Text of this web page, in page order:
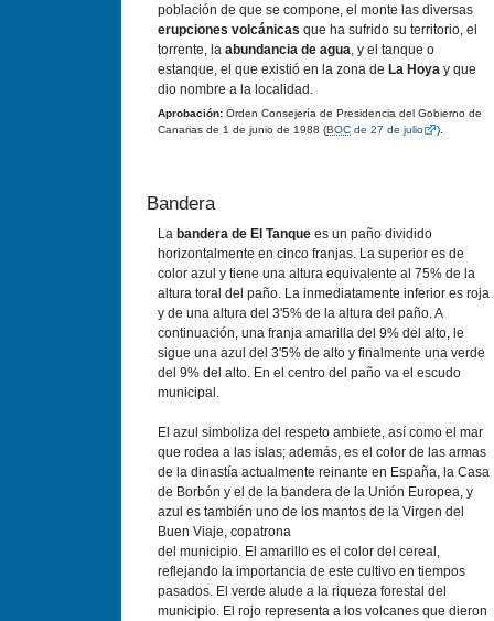
población de que se compone, el monte las diversas
erupciones volcánicas que ha sufrido su territorio, el
torrente, la abundancia de agua, y el tanque o
estanque, el que existió en la zona de La Hoya y que
dio nombre a la localidad.
Aprobación: Orden Consejería de Presidencia del Gobierno de
Canarias de 1 de junio de 1988 (BOC de 27 de julio ).
Bandera
La bandera de El Tanque es un paño dividido
horizontalmente en cinco franjas. La superior es de
color azul y tiene una altura equivalente al 75% de la
altura toral del paño. La inmediatamente inferior es roja
y de una altura del 3'5% de la altura del paño. A
continuación, una franja amarilla del 9% del alto, le
sigue una azul del 3'5% de alto y finalmente una verde
del 9% del alto. En el centro del paño va el escudo
municipal.
El azul simboliza del respeto ambiete, así como el mar
que rodea a las islas; además, es el color de las armas
de la dinastía actualmente reinante en España, la Casa
de Borbón y el de la bandera de la Unión Europea, y
azul es también uno de los mantos de la Virgen del
Buen Viaje, copatrona
del municipio. El amarillo es el color del cereal,
reflejando la importancia de este cultivo en tiempos
pasados. El verde alude a la riqueza forestal del
municipio. El rojo representa a los volcanes que dieron